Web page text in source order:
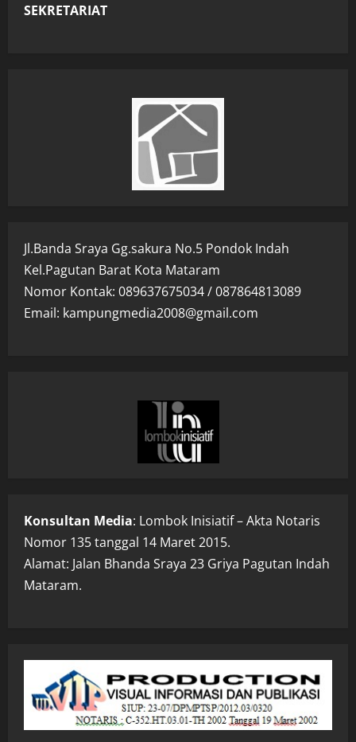
SEKRETARIAT
Jl.Banda Sraya Gg.sakura No.5 Pondok Indah
Kel.Pagutan Barat Kota Mataram
Nomor Kontak: 089637675034 / 087864813089
Email: kampungmedia2008@gmail.com
Konsultan Media: Lombok Inisiatif – Akta Notaris
Nomor 135 tanggal 14 Maret 2015.
Alamat: Jalan Bhanda Sraya 23 Griya Pagutan Indah
Mataram.